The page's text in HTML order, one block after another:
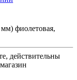
фиолетовая,
действительны